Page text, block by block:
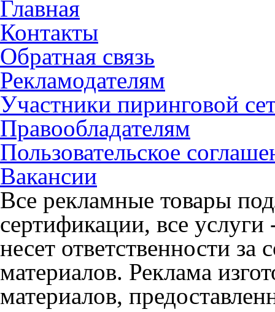
Главная
Контакты
Обратная связь
Рекламодателям
Участники пиринговой
Правообладателям
Пользовательское
Вакансии
Все рекламные товары
сертификации, все
несет ответственности
материалов. Реклама
материалов,